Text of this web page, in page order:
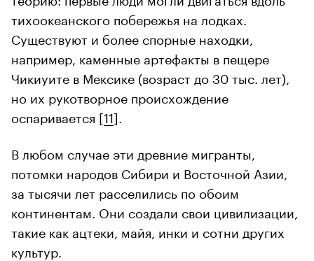
тихоокеанского побережья на лодках.
Существуют и более спорные находки,
например, каменные артефакты в пещере
Чикиуите в Мексике (возраст до 30 тыс. лет),
но их рукотворное происхождение
оспаривается [11].
В любом случае эти древние мигранты,
потомки народов Сибири и Восточной Азии,
за тысячи лет расселились по обоим
континентам. Они создали свои цивилизации,
такие как ацтеки, майя, инки и сотни других
культур.